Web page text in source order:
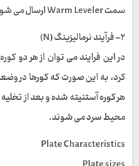
سمتWarm Levelerارسال می
۲- فرآیند نرمالیزینگ (N)
در این فرایند می توان از هر دو
کرد، به این صورت که کورها در
هر کوره آستنیته شده و بعد از
محیط سرد می شوند.
Plate Characteristics